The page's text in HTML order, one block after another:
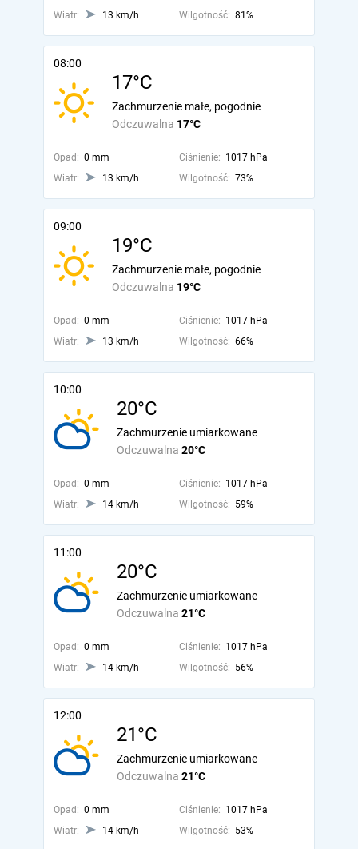
Wiatr: 13 km/h Wilgotność: 81%
08:00
17°C
Odczuwalna 17°C
Zachmurzenie małe, pogodnie
Opad: 0 mm Ciśnienie: 1017 hPa
Wiatr:
13 km/h Wilgotność: 73%
09:00
19°C
Odczuwalna 19°C
Zachmurzenie małe, pogodnie
Opad: 0 mm Ciśnienie: 1017 hPa
Wiatr:
13 km/h Wilgotność: 66%
10:00
20°C
Odczuwalna 20°C
Zachmurzenie umiarkowane
Opad: 0 mm Ciśnienie: 1017 hPa
Wiatr:
14 km/h Wilgotność: 59%
11:00
20°C
Odczuwalna 21°C
Zachmurzenie umiarkowane
Opad: 0 mm Ciśnienie: 1017 hPa
Wiatr:
14 km/h Wilgotność: 56%
12:00
21°C
Odczuwalna 21°C
Zachmurzenie umiarkowane
Opad: 0 mm Ciśnienie: 1017 hPa
Wiatr:
14 km/h Wilgotność: 53%